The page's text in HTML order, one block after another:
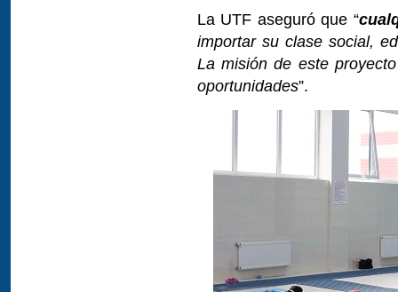
La UTF aseguró que “
importar su clase social,
La misión de este
oportunidades”.